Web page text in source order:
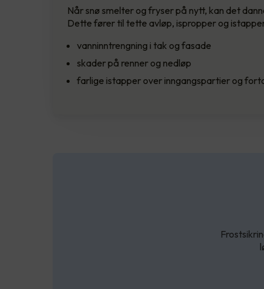
Når snø smelter og fryser på nytt, kan det
Dette fører til tette avløp, ispropper og
vanninntrengning i tak og fasade
skader på renner og nedløp
farlige istapper over inngangspartier og